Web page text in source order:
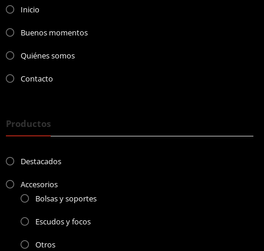
Inicio
Buenos momentos
Quiénes somos
Contacto
Productos
Destacados
Accesorios
Bolsas y soportes
Escudos y focos
Otros